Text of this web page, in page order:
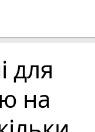
для
на